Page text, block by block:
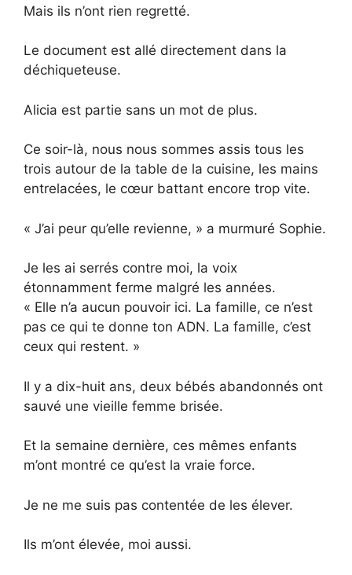
Mais ils n’ont rien regretté.
Le document est allé directement dans la
déchiqueteuse.
Alicia est partie sans un mot de plus.
Ce soir-là, nous nous sommes assis tous les
trois autour de la table de la cuisine, les mains
entrelacées, le cœur battant encore trop vite.
« J’ai peur qu’elle revienne, » a murmuré Sophie.
Je les ai serrés contre moi, la voix
étonnamment ferme malgré les années.
« Elle n’a aucun pouvoir ici. La famille, ce n’est
pas ce qui te donne ton ADN. La famille, c’est
ceux qui restent. »
Il y a dix-huit ans, deux bébés abandonnés ont
sauvé une vieille femme brisée.
Et la semaine dernière, ces mêmes enfants
m’ont montré ce qu’est la vraie force.
Je ne me suis pas contentée de les élever.
Ils m’ont élevée, moi aussi.